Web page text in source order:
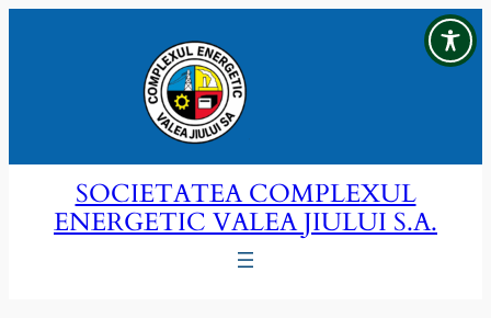
SOCIETATEA COMPLEXUL
ENERGETIC VALEA JIULUI S.A.